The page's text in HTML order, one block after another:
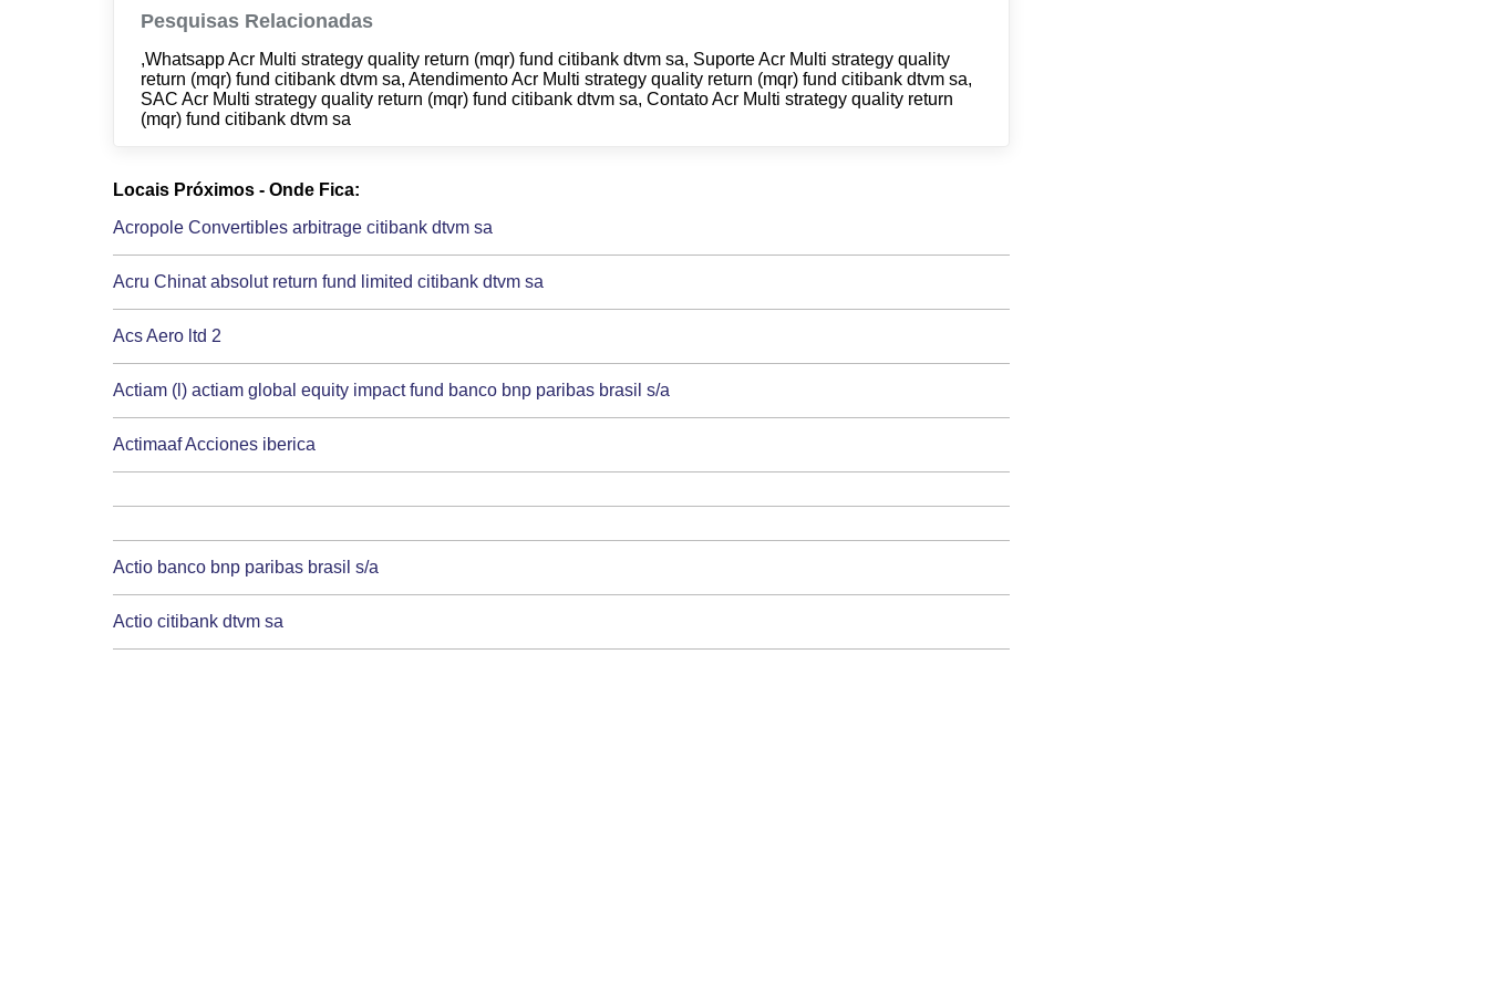
Pesquisas Relacionadas
,Whatsapp Acr Multi strategy quality return (mqr) fund citibank dtvm sa, Suporte Acr Multi strategy quality
return (mqr) fund citibank dtvm sa, Atendimento Acr Multi strategy quality return (mqr) fund citibank dtvm sa,
SAC Acr Multi strategy quality return (mqr) fund citibank dtvm sa, Contato Acr Multi strategy quality return
(mqr) fund citibank dtvm sa
Locais Próximos - Onde Fica:
Acropole Convertibles arbitrage citibank dtvm sa
Acru Chinat absolut return fund limited citibank dtvm sa
Acs Aero ltd 2
Actiam (l) actiam global equity impact fund banco bnp paribas brasil s/a
Actimaaf Acciones iberica
Actio banco bnp paribas brasil s/a
Actio citibank dtvm sa